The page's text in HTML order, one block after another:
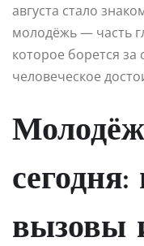
августа стало
молодёжь — часть
которое борется
человеческое
вызовы